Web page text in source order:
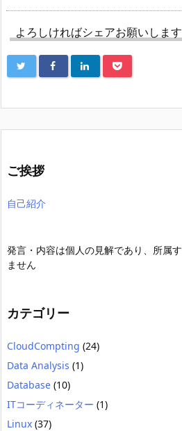
よろしければシェアお願いします
ご挨拶
自己紹介
発言・内容は個人の見解であり、所属
ません
カテゴリー
CloudCompting (24)
Data Analysis (1)
Database (10)
ITコーディネーター (1)
Linux (37)